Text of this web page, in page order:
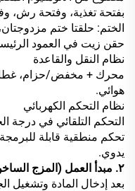
بفتحة تغذية، وفتحة رش،
الختم: حلقتا ختم
حقن زيت في العمود
نظام النقل والقاعدة
محرك + مخفض/حزام، غطاء
هوائي.
نظام التحكم الكهربائي
التحكم التلقائي في
يدوي.
٢. مبدأ العمل (المزج الساخن أساسًا)
بعد إدخال المادة وتشغيل